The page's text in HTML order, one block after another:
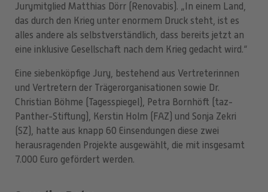
Jurymitglied Matthias Dörr (Renovabis). „In einem Land,
das durch den Krieg unter enormem Druck steht, ist es
alles andere als selbstverständlich, dass bereits jetzt an
eine inklusive Gesellschaft nach dem Krieg gedacht wird.“
Eine siebenköpfige Jury, bestehend aus Vertreterinnen
und Vertretern der Trägerorganisationen sowie Dr.
Christian Böhme (Tagesspiegel), Petra Bornhöft (taz-
Panther-Stiftung), Kerstin Holm (FAZ) und Sonja Zekri
(SZ), hatte aus knapp 60 Einsendungen diese zwei
herausragenden Projekte ausgewählt, die mit insgesamt
7.000 Euro gefördert werden.